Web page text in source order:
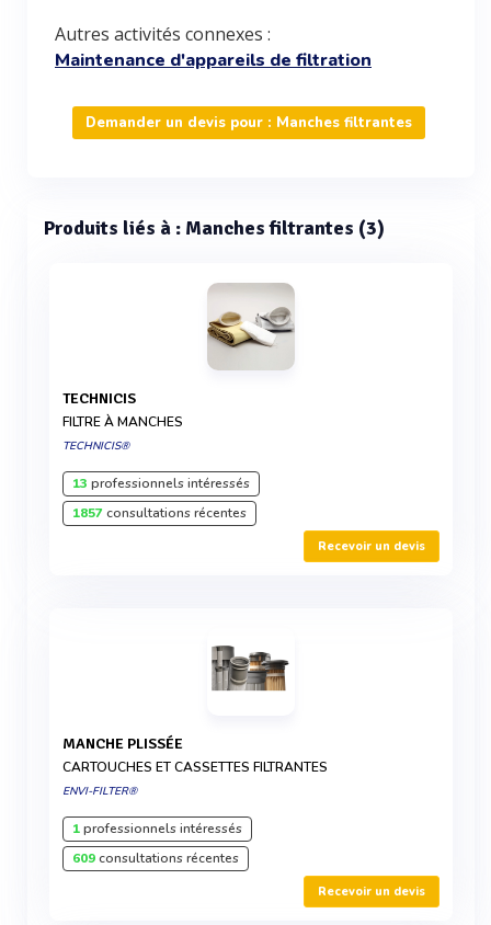
Autres activités connexes :
Maintenance d'appareils de filtration
Demander un devis pour : Manches filtrantes
Produits liés à : Manches filtrantes (3)
TECHNICIS
FILTRE À MANCHES
TECHNICIS®
13 professionnels intéressés
1857consultations récentes
Recevoir un devis
MANCHE PLISSÉE
CARTOUCHES ET CASSETTES FILTRANTES
ENVI-FILTER®
1professionnels intéressés
609consultations récentes
Recevoir un devis